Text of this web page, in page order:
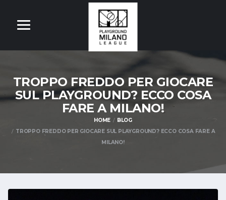
TROPPO FREDDO PER GIOCARE
SUL PLAYGROUND? ECCO COSA
FARE A MILANO!
HOME
BLOG
TROPPO FREDDO PER GIOCARE SUL PLAYGROUND? ECCO COSA FARE A
MILANO!